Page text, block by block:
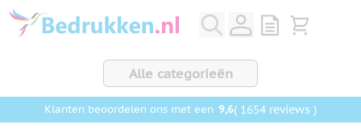
Ga naar de inhoud
View quote,
Bekijk
Alle categorieën
Klanten beoordelen ons met een 9,6( 1654 reviews )